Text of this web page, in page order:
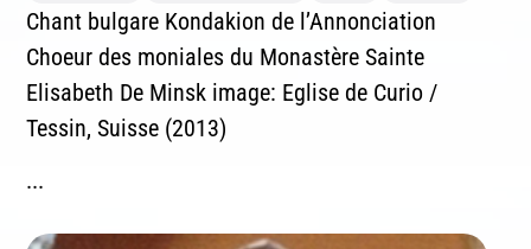
Chant bulgare Kondakion de l’Annonciation
Choeur des moniales du Monastère Sainte
Elisabeth De Minsk image: Eglise de Curio /
Tessin, Suisse (2013)
...
Si vous souhaitez recevoir nos dernières actualités,
veuillez indiquer ci-dessous votre adresse mail.